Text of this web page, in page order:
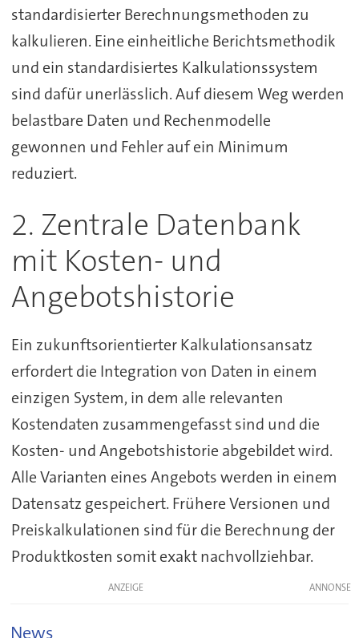
standardisierter Berechnungsmethoden zu
kalkulieren. Eine einheitliche Berichtsmethodik
und ein standardisiertes Kalkulationssystem
sind dafür unerlässlich. Auf diesem Weg werden
belastbare Daten und Rechenmodelle
gewonnen und Fehler auf ein Minimum
reduziert.
2. Zentrale Datenbank
mit Kosten- und
Angebotshistorie
Ein zukunftsorientierter Kalkulationsansatz
erfordert die Integration von Daten in einem
einzigen System, in dem alle relevanten
Kostendaten zusammengefasst sind und die
Kosten- und Angebotshistorie abgebildet wird.
Alle Varianten eines Angebots werden in einem
Datensatz gespeichert. Frühere Versionen und
Preiskalkulationen sind für die Berechnung der
Produktkosten somit exakt nachvollziehbar.
ANZEIGE
News